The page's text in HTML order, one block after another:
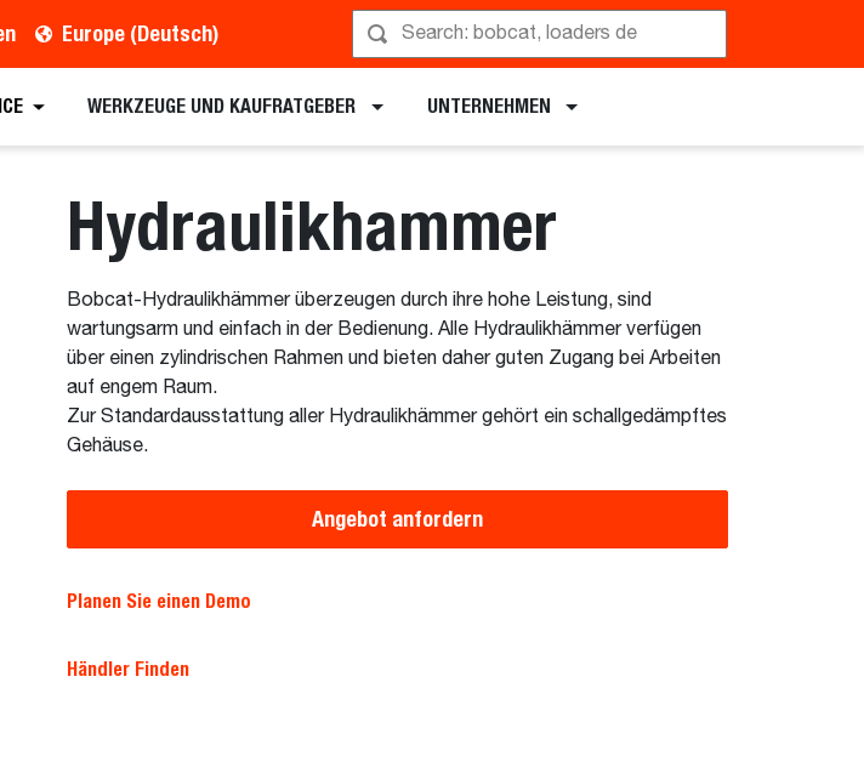
Europe (Deutsch)
WERKZEUGE UND KAUFRATGEBER UNTERNEHMEN
Hydraulikhammer
Bobcat-Hydraulikhämmer überzeugen durch ihre hohe Leistung, sind
wartungsarm und einfach in der Bedienung. Alle Hydraulikhämmer verfügen
über einen zylindrischen Rahmen und bieten daher guten Zugang bei Arbeiten
auf engem Raum.
Zur Standardausstattung aller Hydraulikhämmer gehört ein schallgedämpftes
Gehäuse.
Angebot anfordern
Planen Sie einen Demo
Händler Finden
Broschüre anfordern Vorführung anfordern